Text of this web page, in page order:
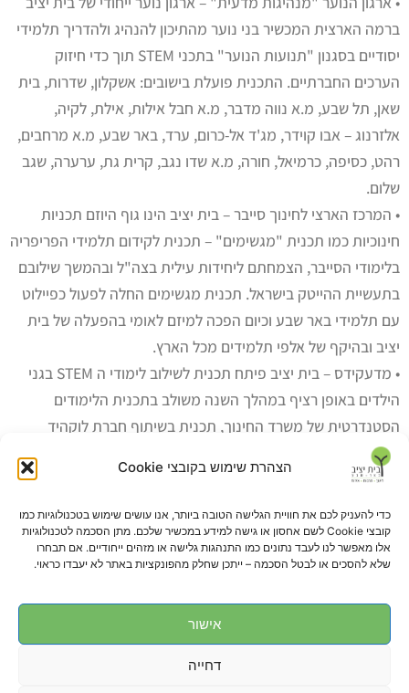
הצהרת שימוש בקובצי Cookie
כדי להעניק לכם את חוויית הגלישה הטובה ביותר, אנו עושים שימוש בטכנולוגיות כמו
קובצי Cookie לשם אחסון או גישה למידע במכשיר שלכם. מתן הסכמה לטכנולוגיות
אלו מאפשר לנו לעבד נתונים כמו התנהגות גלישה או מזהים ייחודיים. אם תבחרו
שלא להסכים או לבטל הסכמה – ייתכן שחלק מהפונקציות באתר לא יעבדו כראוי.
אישור
דחייה
ברמה הארצית המכשיר בני נוער מהתיכון להנהיג ולהדריך תלמידי
יסודיים בסגנון "תנועות הנוער" בתכני STEM תוך כדי חיזוק
הערכים החברתיים. התכנית פועלת בישובים: אשקלון, שדרות, בית
שאן, תל שבע, מ.א נווה מדבר, מ.א חבל אילות, אילת, לקיה,
אלזרנוג – אבו קוידר, מג'ד אל-כרום, ערד, באר שבע, מ.א מרחבים,
רהט, כסיפה, כרמיאל, חורה, מ.א שדו נגב, קרית גת, ערערה, שגב
שלום.
• המרכז הארצי לחינוך סייבר – בית יציב הינו גוף היוזם תכניות
חינוכיות כמו תכנית "מגשימים" – תכנית לקידום תלמידי הפריפריה
בלימודי הסייבר, הצמחתם ליחידות עילית בצה"ל ובהמשך שילובם
בתעשיית ההייטק בישראל. תכנית מגשימים החלה לפעול כפיילוט
עם תלמידי באר שבע וכיום הפכה למיזם לאומי בהפעלה של בית
יציב ובהיקף של אלפי תלמידים מכל הארץ.
• מדעקידס – בית יציב פיתח תכנית לשילוב לימודי ה STEM בגני
הילדים באופן רציף במהלך השנה משולב בתכנית הלימודים
הסטנדרטית של משרד החינוך, תכנית בשיתוף חברת לוקהיד
מרטין, קרן רש"י ומשרד החינוך.
עלינו ברשת